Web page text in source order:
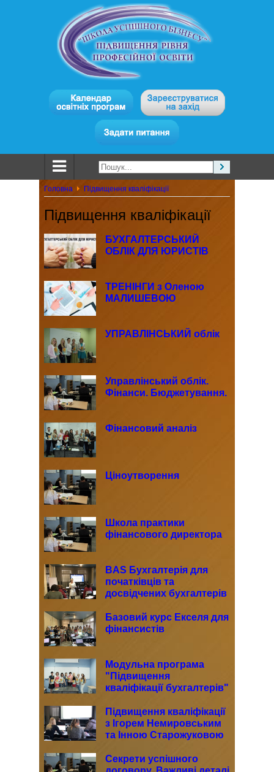
Головна Підвищення кваліфікації
Підвищення кваліфікації
БУХГАЛТЕРСЬКИЙ
ОБЛІК ДЛЯ ЮРИСТІВ
ТРЕНІНГИ з Оленою
МАЛИШЕВОЮ
УПРАВЛІНСЬКИЙ облік
Управлінський облік.
Фінанси. Бюджетування.
Фінансовий аналіз
Ціноутворення
Школа практики
фінансового директора
BAS Бухгалтерія для
початківців та
досвідчених бухгалтерів
Базовий курс Екселя для
фінансистів
Модульна програма
"Підвищення
кваліфікації бухгалтерів"
Підвищення кваліфікації
з Ігорем Немировським
та Інною Старожуковою
Секрети успішного